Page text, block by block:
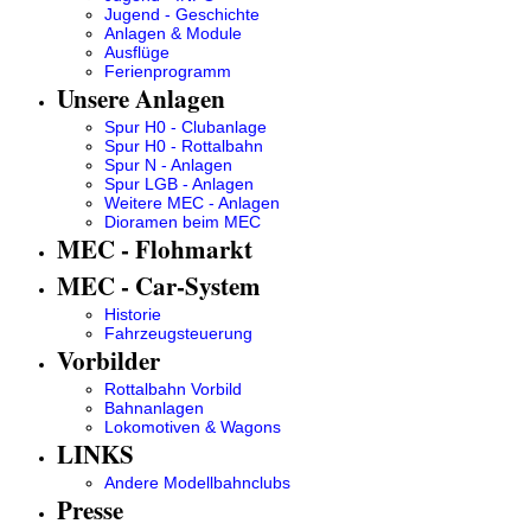
Jugend - Geschichte
Anlagen & Module
Ausflüge
Ferienprogramm
Unsere Anlagen
Spur H0 - Clubanlage
Spur H0 - Rottalbahn
Spur N - Anlagen
Spur LGB - Anlagen
Weitere MEC - Anlagen
Dioramen beim MEC
MEC - Flohmarkt
MEC - Car-System
Historie
Fahrzeugsteuerung
Vorbilder
Rottalbahn Vorbild
Bahnanlagen
Lokomotiven & Wagons
LINKS
Andere Modellbahnclubs
Presse